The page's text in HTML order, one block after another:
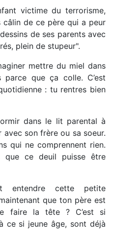
victime du terrorisme,
câlin de ce père qui a peur
de ses parents avec
plein de stupeur".
mettre du miel dans
parce que ça colle. C’est
: tu rentres bien
dans le lit parental à
son frère ou sa soeur.
qui ne comprennent rien.
que ce deuil puisse être
entendre cette petite
que ton père est
faire la tête ? C’est si
ce si jeune âge, sont déjà